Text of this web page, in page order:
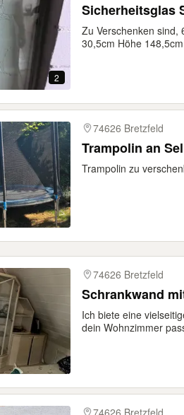
2
Sicherheitsglas
Zu Verschenken sind,
30,5cm Höhe
74626 Bretzfeld
Trampolin an
Trampolin zu
74626 Bretzfeld
Schrankwand
Ich biete eine
dein Wohnzimmer
74626 Bretzfeld